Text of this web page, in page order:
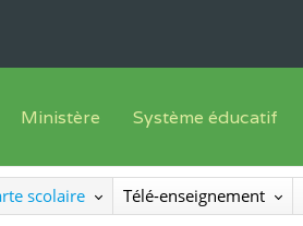
Ministère
Le Ministre
Le SEESEN
Système éducatif
Offre de formation
Progammes d'études
scolaire Télé-enseignement